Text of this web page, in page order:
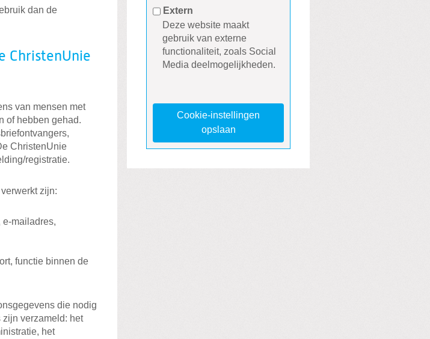
dan de
ChristenUnie
van mensen met
of hebben gehad.
ChristenUnie
registratie.
zijn:
e-mailadres,
functie binnen de
die nodig
verzameld: het
het
Extern
Deze website maakt
gebruik van externe
functionaliteit, zoals Social
Media deelmogelijkheden.
Cookie-instellingen
opslaan